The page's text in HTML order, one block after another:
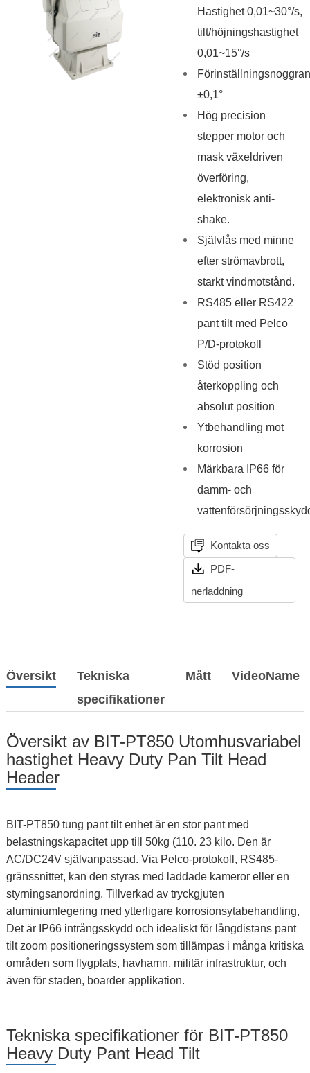
Hastighet 0,01~30°/s,
tilt/höjningshastighet
0,01~15°/s
±0,1°
Hög precision
stepper motor och
mask växeldriven
överföring,
elektronisk anti-
shake.
Självlås med minne
efter strömavbrott,
starkt vindmotstånd.
RS485 eller RS422
pant tilt med Pelco
P/D-protokoll
Stöd position
återkoppling och
absolut position
Ytbehandling mot
korrosion
Märkbara IP66 för
damm- och
Kontakta oss
PDF-
nerladdning
Översikt
Tekniska
specifikationer
Mått VideoName
Översikt av BIT-PT850 Utomhusvariabel
hastighet Heavy Duty Pan Tilt Head
Header
BIT-PT850 tung pant tilt enhet är en stor pant med
belastningskapacitet upp till 50kg (110. 23 kilo. Den är
AC/DC24V självanpassad. Via Pelco-protokoll, RS485-
gränssnittet, kan den styras med laddade kameror eller en
styrningsanordning. Tillverkad av tryckgjuten
aluminiumlegering med ytterligare korrosionsytabehandling,
Det är IP66 intrångsskydd och idealiskt för långdistans pant
tilt zoom positioneringssystem som tillämpas i många kritiska
områden som flygplats, havhamn, militär infrastruktur, och
även för staden, boarder applikation.
Tekniska specifikationer för BIT-PT850
Heavy Duty Pant Head Tilt